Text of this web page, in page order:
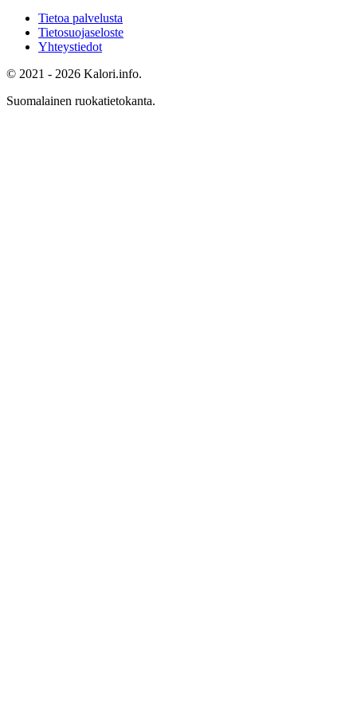
Tietoa palvelusta
Tietosuojaseloste
Yhteystiedot
© 2021 - 2026 Kalori.info.
Suomalainen ruokatietokanta.